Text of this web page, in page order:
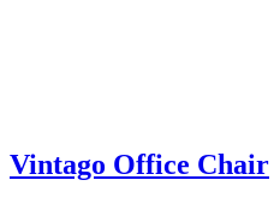
Vintago Office Chair